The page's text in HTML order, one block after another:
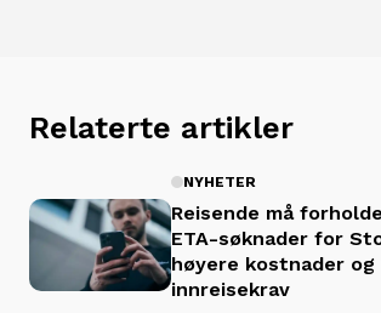
Relaterte artikler
NYHETER
Reisende må
ETA-søknader for
høyere kostnader og
innreisekrav